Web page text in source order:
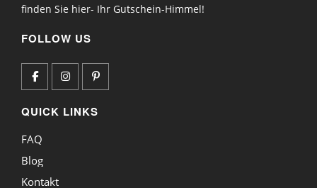
finden Sie hier- Ihr Gutschein-Himmel!
FOLLOW US
QUICK LINKS
FAQ
Blog
Kontakt